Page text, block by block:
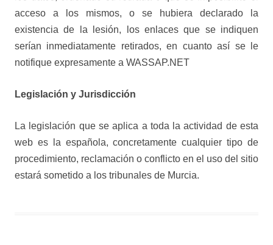
acceso a los mismos, o se hubiera declarado la
existencia de la lesión, los enlaces que se indiquen
serían inmediatamente retirados, en cuanto así se le
notifique expresamente a WASSAP.NET
Legislación y Jurisdicción
La legislación que se aplica a toda la actividad de esta
web es la española, concretamente cualquier tipo de
procedimiento, reclamación o conflicto en el uso del sitio
estará sometido a los tribunales de Murcia.